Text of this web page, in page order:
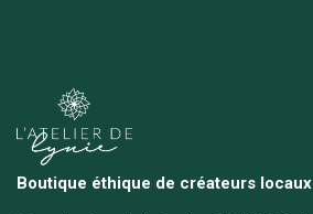
Boutique éthique de créateurs locaux